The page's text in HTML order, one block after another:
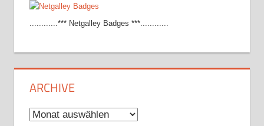
............*** Netgalley Badges ***............
ARCHIVE
Archive